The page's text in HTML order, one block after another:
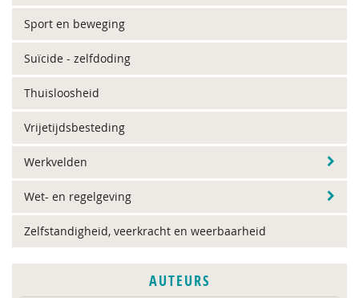
Sport en beweging
Suïcide - zelfdoding
Thuisloosheid
Vrijetijdsbesteding
Werkvelden
Wet- en regelgeving
Zelfstandigheid, veerkracht en weerbaarheid
AUTEURS